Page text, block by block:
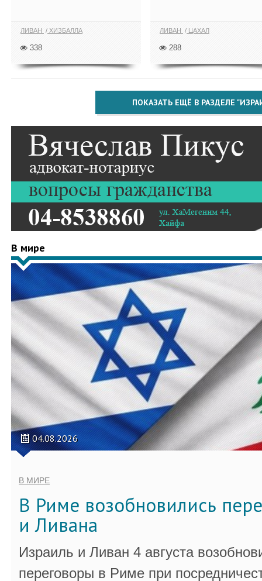
ЛИВАН ХИЗБАЛЛА
338
ЛИВАН ЦАХАЛ
288
ПОКАЗАТЬ ЕЩЁ В РАЗДЕЛЕ
В мире
04.08.2026
В МИРЕ
В Риме возобновились
и Ливана
Израиль и Ливан 4 августа
переговоры в Риме при